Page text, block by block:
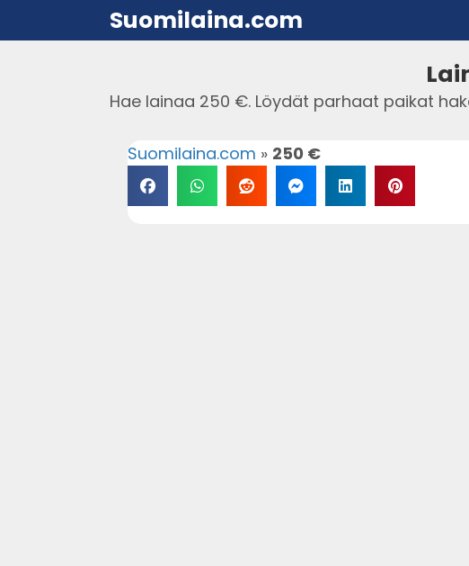
Suomilaina.com
Hae lainaa 250 €. Löydät parhaat paikat
Suomilaina.com » 250 €